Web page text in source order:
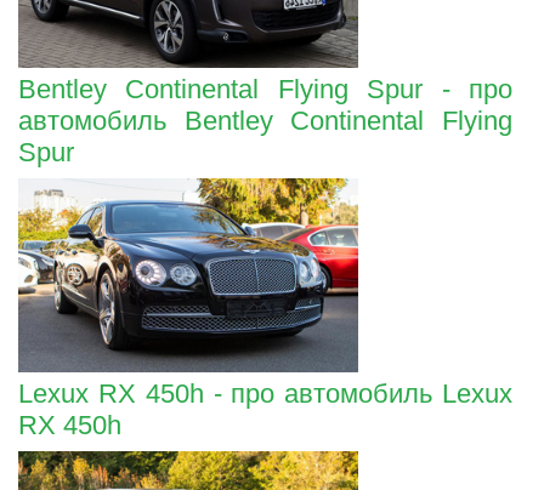
Bentley Continental Flying Spur - про
автомобиль Bentley Continental Flying
Spur
Lexux RX 450h - про автомобиль Lexux
RX 450h